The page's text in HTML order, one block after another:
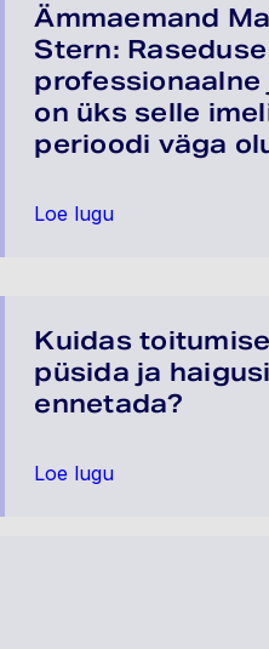
Ämmaemand
Stern: Raseduse
professionaalne
on üks selle
perioodi väga
Loe lugu
Kuidas
püsida ja haigusi
ennetada?
Loe lugu